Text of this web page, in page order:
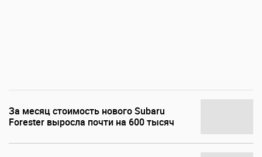
За месяц стоимость нового Subaru
Forester выросла почти на 600 тысяч